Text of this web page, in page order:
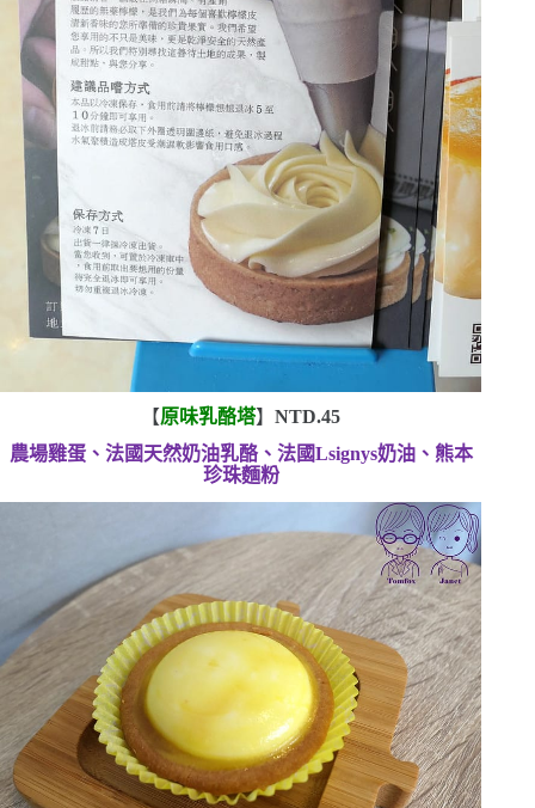
【原味乳酪塔】NTD.45
農場雞蛋、法國天然奶油乳酪、法國Lsignys奶油、熊本
珍珠麵粉